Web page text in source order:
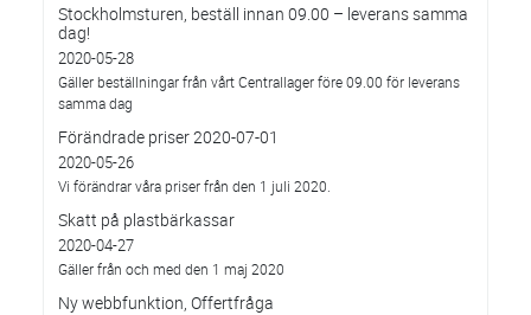
Stockholmsturen, beställ innan 09.00 – leverans samma
dag!
2020-05-28
Gäller beställningar från vårt Centrallager före 09.00 för leverans
samma dag
Förändrade priser 2020-07-01
2020-05-26
Vi förändrar våra priser från den 1 juli 2020.
Skatt på plastbärkassar
2020-04-27
Gäller från och med den 1 maj 2020
Ny webbfunktion, Offertfråga